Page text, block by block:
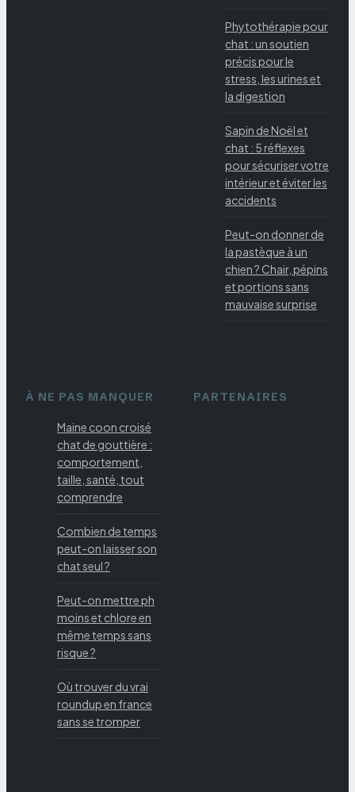
Phytothérapie pour
chat : un soutien
précis pour le
stress, les urines et
la digestion
Sapin de Noël et
chat : 5 réflexes
pour sécuriser votre
intérieur et éviter les
accidents
Peut-on donner de
la pastèque à un
chien ? Chair, pépins
et portions sans
mauvaise surprise
À NE PAS MANQUER
Maine coon croisé
chat de gouttière :
comportement,
taille, santé, tout
comprendre
Combien de temps
peut-on laisser son
chat seul ?
Peut-on mettre ph
moins et chlore en
même temps sans
risque ?
Où trouver du vrai
roundup en france
sans se tromper
PARTENAIRES